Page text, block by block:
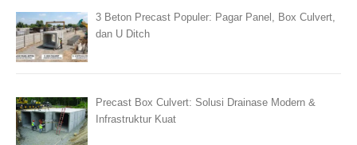
3 Beton Precast Populer: Pagar Panel, Box Culvert,
dan U Ditch
Precast Box Culvert: Solusi Drainase Modern &
Infrastruktur Kuat